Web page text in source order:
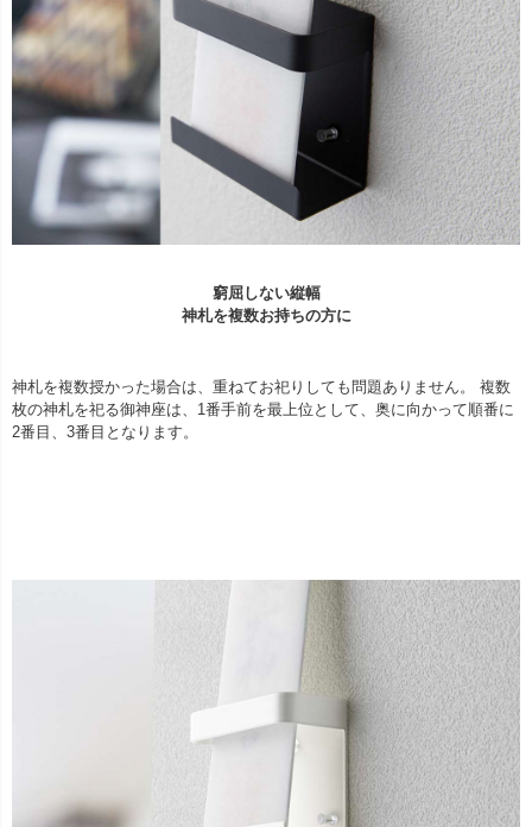
窮屈しない縦幅
神札を複数お持ちの方に
神札を複数授かった場合は、重ねてお祀りしても問題ありません。 複数
枚の神札を祀る御神座は、1番手前を最上位として、奥に向かって順番に
2番目、3番目となります。